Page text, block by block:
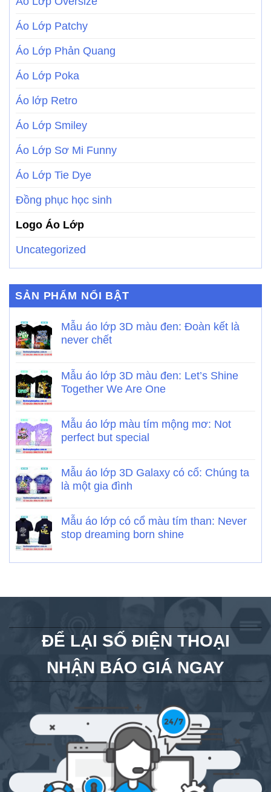
Áo Lớp Patchy
Áo Lớp Phản Quang
Áo Lớp Poka
Áo lớp Retro
Áo Lớp Smiley
Áo Lớp Sơ Mi Funny
Áo Lớp Tie Dye
Đồng phục học sinh
Logo Áo Lớp
Uncategorized
SẢN PHẨM NỔI BẬT
Mẫu áo lớp 3D màu đen: Đoàn kết là
never chết
Mẫu áo lớp 3D màu đen: Let’s Shine
Together We Are One
Mẫu áo lớp màu tím mộng mơ: Not
perfect but special
Mẫu áo lớp 3D Galaxy có cổ: Chúng ta
là một gia đình
Mẫu áo lớp có cổ màu tím than: Never
stop dreaming born shine
ĐỂ LẠI SỐ ĐIỆN THOẠI
NHẬN BÁO GIÁ NGAY